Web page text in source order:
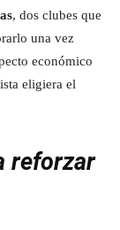
, dos clubes que
una vez
económico
eligiera el
reforzar